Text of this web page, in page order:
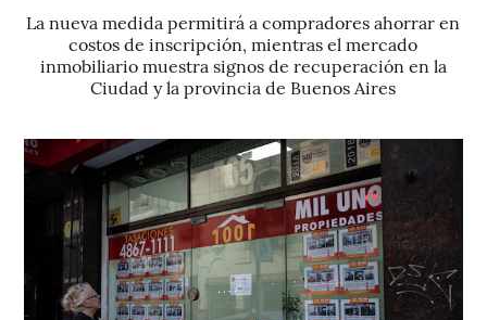
La nueva medida permitirá a compradores ahorrar en
costos de inscripción, mientras el mercado
inmobiliario muestra signos de recuperación en la
Ciudad y la provincia de Buenos Aires